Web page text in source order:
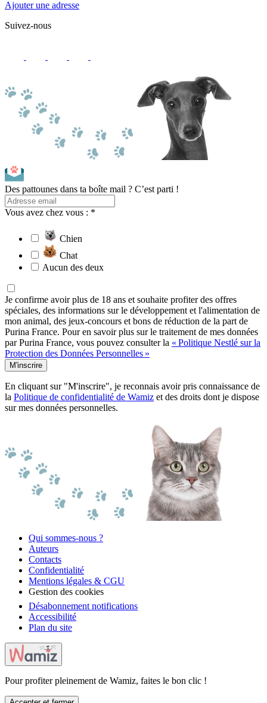
Ajouter une adresse
Suivez-nous
Des pattounes dans ta boîte mail ? C’est parti !
Vous avez chez vous : *
Chien
Chat
Aucun des deux
Je confirme avoir plus de 18 ans et souhaite profiter des offres
spéciales, des informations sur le développement et l'alimentation de
mon animal, des jeux-concours et bons de réduction de la part de
Purina France. Pour en savoir plus sur le traitement de mes données
par Purina France, vous pouvez consulter la « Politique Nestlé sur la
Protection des Données Personnelles »
M'inscrire
En cliquant sur "M'inscrire", je reconnais avoir pris connaissance de
la Politique de confidentialité de Wamiz et des droits dont je dispose
sur mes données personnelles.
Qui sommes-nous ?
Auteurs
Contacts
Confidentialité
Mentions légales & CGU
Gestion des cookies
Désabonnement notifications
Accessibilité
Plan du site
Pour profiter pleinement de Wamiz, faites le bon clic !